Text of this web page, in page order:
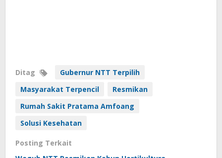
Ditag
Gubernur NTT Terpilih
Masyarakat Terpencil
Resmikan
Rumah Sakit Pratama Amfoang
Solusi Kesehatan
Posting Terkait